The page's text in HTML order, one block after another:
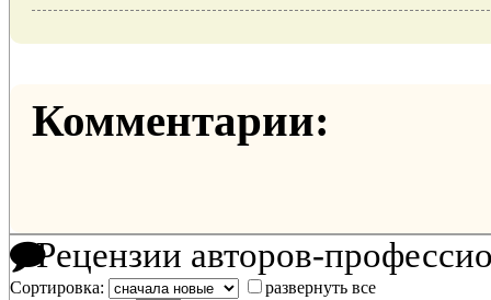
Комментарии:
Рецензии авторов-
Сортировка:
развернуть все